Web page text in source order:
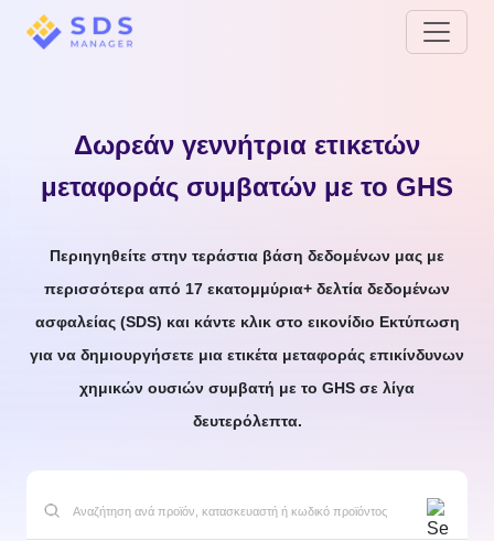
Δωρεάν γεννήτρια ετικετών
μεταφοράς συμβατών με το GHS
Περιηγηθείτε στην τεράστια βάση δεδομένων μας με
περισσότερα από 17 εκατομμύρια+ δελτία δεδομένων
ασφαλείας (SDS) και κάντε κλικ στο εικονίδιο Εκτύπωση
για να δημιουργήσετε μια ετικέτα μεταφοράς επικίνδυνων
χημικών ουσιών συμβατή με το GHS σε λίγα
δευτερόλεπτα.